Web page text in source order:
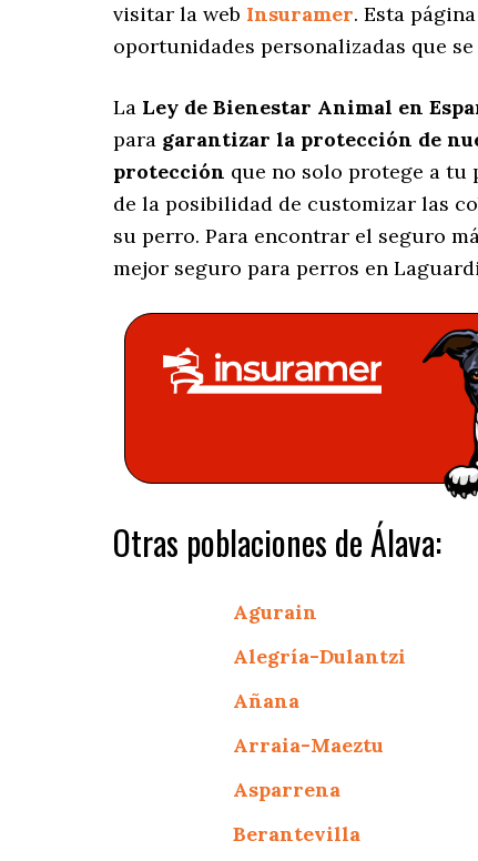
visitar la web Insuramer. Esta
oportunidades personalizadas que
La Ley de Bienestar Animal en
para garantizar la protección de
protección que no solo protege a tu
de la posibilidad de customizar las
su perro. Para encontrar el seguro
mejor seguro para perros en
Otras poblaciones de Álava:
Agurain
Alegría-Dulantzi
Añana
Arraia-Maeztu
Asparrena
Berantevilla